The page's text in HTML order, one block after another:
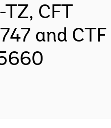
CFT
and CTF